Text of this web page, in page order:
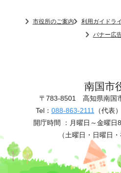
市役所のご案内 利用ガイドラ
バナー広
南国市
〒783-8501 高知県南国
Tel： 088-863-2111 （代表）
開庁時間 ： 月曜日～金曜
（土曜日・日曜日